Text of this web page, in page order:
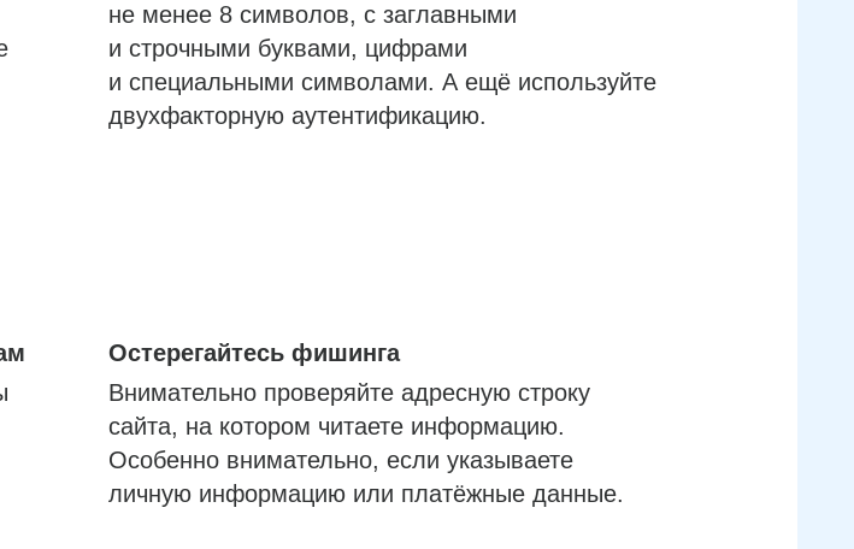
не менее 8 символов, с заглавными
и строчными буквами, цифрами
и специальными символами. А ещё используйте
двухфакторную аутентификацию.
Остерегайтесь фишинга
Внимательно проверяйте адресную строку
сайта, на котором читаете информацию.
Особенно внимательно, если указываете
личную информацию или платёжные данные.